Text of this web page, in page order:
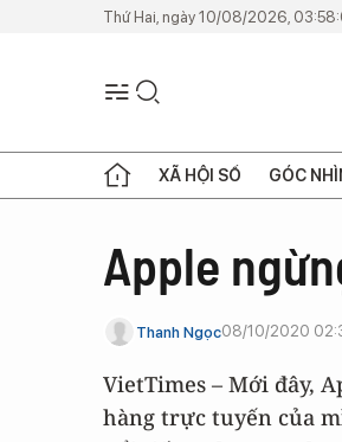
Thứ Hai, ngày 10/08/2026,
XÃ HỘI SỐ GÓC
Apple
Thanh Ngọc08/10/2020
VietTimes – Mới đây,
hàng trực tuyến của